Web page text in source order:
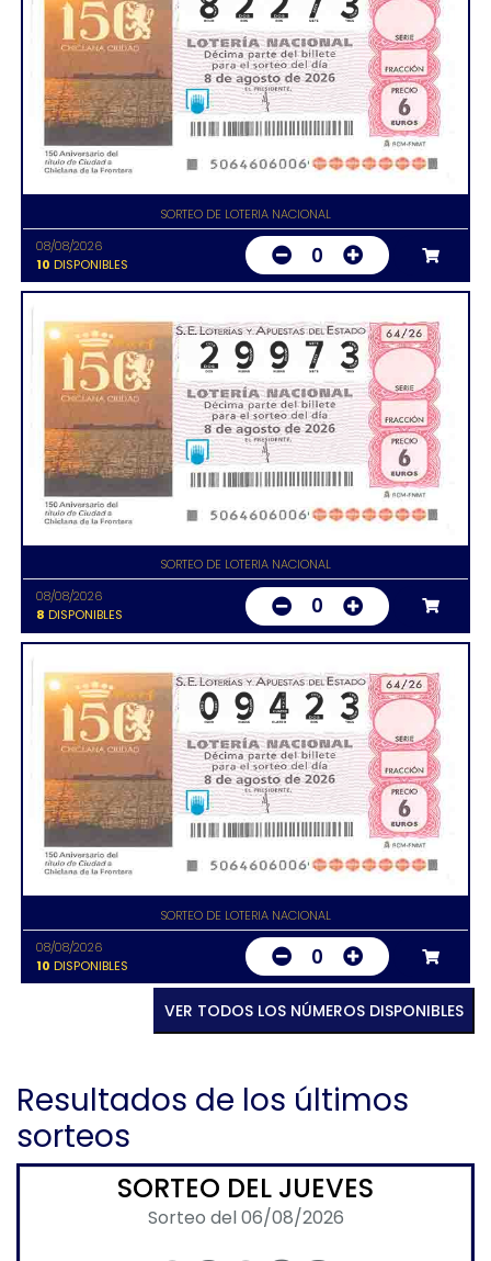
SORTEO DE LOTERIA NACIONAL
08/08/2026
10 DISPONIBLES 0
SORTEO DE LOTERIA NACIONAL
08/08/2026
8 DISPONIBLES 0
SORTEO DE LOTERIA NACIONAL
08/08/2026
10 DISPONIBLES 0
VER TODOS LOS NÚMEROS DISPONIBLES
Resultados de los últimos
sorteos
SORTEO DEL JUEVES
Sorteo del 06/08/2026